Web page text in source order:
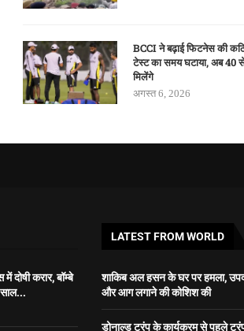
BCCI ने बढ़ाई फिटनेस की
टेस्ट का समय घटाया, अब
मिलेंगे
अगस्त 6, 2026
करार, बॉम्बे
LATEST FROM WORLD
शाकिब अल हसन के घर पर हमला,
और आग लगाने की कोशिश की
डोनाल्ड ट्रंप के कार्यक्रम से पहले